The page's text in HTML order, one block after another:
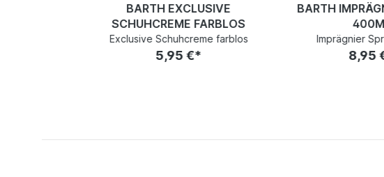
BARTH EXCLUSIVE
SCHUHCREME FARBLOS
Exclusive Schuhcreme farblos
5,95 €*
BARTH
Imprägnier
8,95